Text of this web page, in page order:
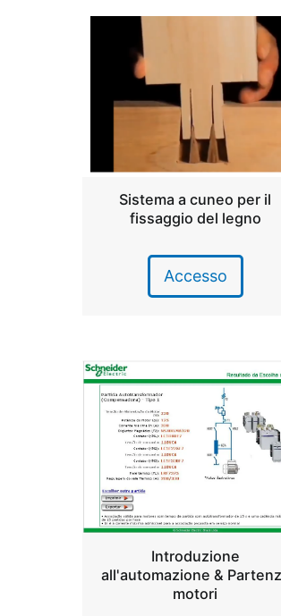
Sistema a cuneo per il
fissaggio del legno
Accesso
Introduzione
all'automazione &
motori